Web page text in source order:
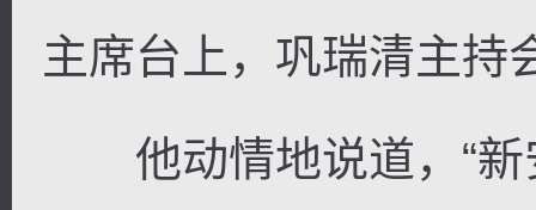
主席台上，巩瑞清主持
他动情地说道，“新